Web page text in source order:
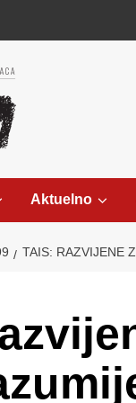
Aktuelno
TAIS: RAZVIJENE